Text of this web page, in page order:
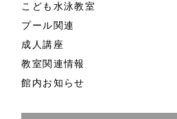
こども水泳教室
プール関連
成人講座
教室関連情報
館内お知らせ